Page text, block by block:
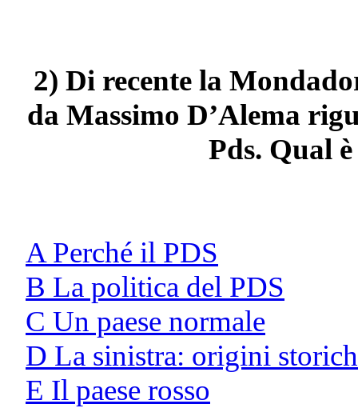
2) Di recente la
da Massimo D’Alema
Pds. Qual
A Perché il PDS
B La politica del PDS
C Un paese normale
D La sinistra: origini
E Il paese rosso